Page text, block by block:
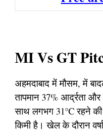
MI Vs GT
अहमदाबाद में मौसम, में
तापमान 37% आर्द्रता
साथ लगभग 31°C रहने की
किमी है। खेल के दौरान